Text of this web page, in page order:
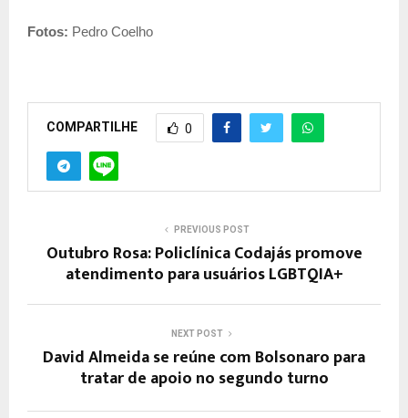
Fotos: Pedro Coelho
COMPARTILHE 0
PREVIOUS POST
Outubro Rosa: Policlínica Codajás promove
atendimento para usuários LGBTQIA+
NEXT POST
David Almeida se reúne com Bolsonaro para
tratar de apoio no segundo turno